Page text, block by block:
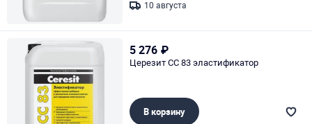
10 августа
5 276 ₽
Церезит CC 83 эластификатор
В корзину